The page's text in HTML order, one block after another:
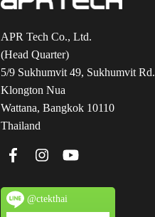
APR Tech Co., Ltd.
(Head Quarter)
5/9 Sukhumvit 49, Sukhumvit Rd.
Klongton Nua
Wattana, Bangkok 10110
Thailand
@ctekthai